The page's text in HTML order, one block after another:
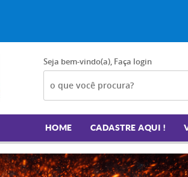
Seja bem-vindo(a), Faça login
HOME CADASTRE AQUI !